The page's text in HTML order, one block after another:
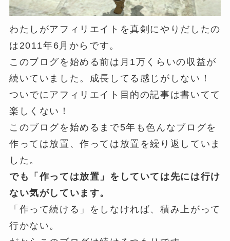
わたしがアフィリエイトを真剣にやりだしたの
は2011年6月からです。
このブログを始める前は月1万くらいの収益が
続いていました。成長してる感じがしない！
ついでにアフィリエイト目的の記事は書いてて
楽しくない！
このブログを始めるまで5年も色んなブログを
作っては放置、作っては放置を繰り返していま
した。
でも「作っては放置」をしていては先には行け
ない気がしています。
「作って続ける」をしなければ、積み上がって
行かない。